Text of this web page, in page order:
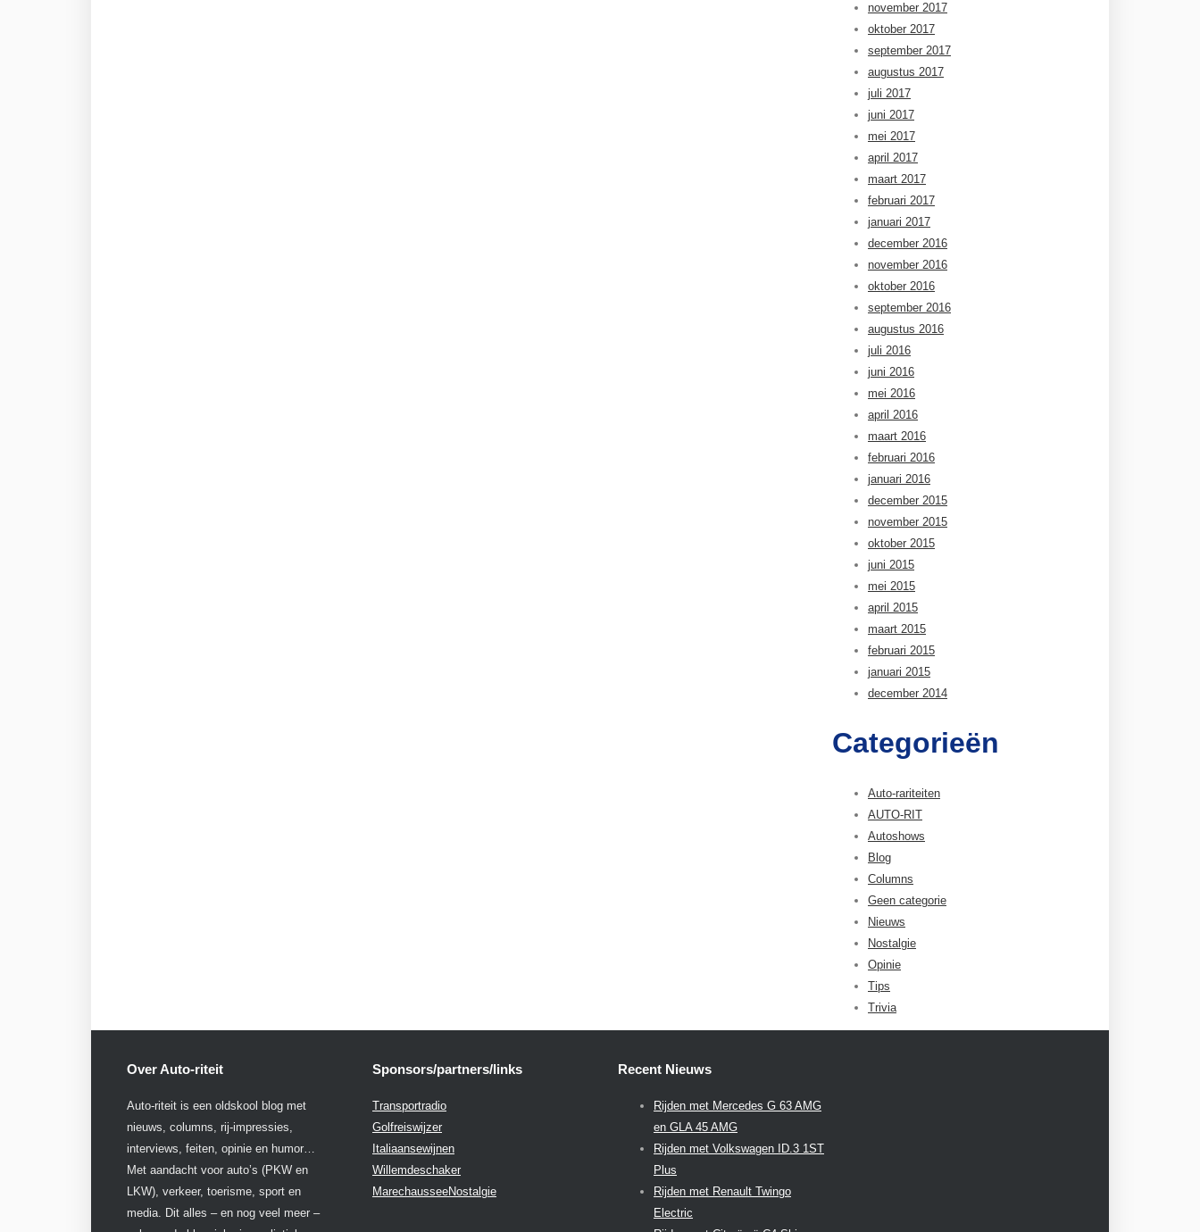
november 2017
oktober 2017
september 2017
augustus 2017
juli 2017
juni 2017
mei 2017
april 2017
maart 2017
februari 2017
januari 2017
december 2016
november 2016
oktober 2016
september 2016
augustus 2016
juli 2016
juni 2016
mei 2016
april 2016
maart 2016
februari 2016
januari 2016
december 2015
november 2015
oktober 2015
juni 2015
mei 2015
april 2015
maart 2015
februari 2015
januari 2015
december 2014
Categorieën
Auto-rariteiten
AUTO-RIT
Autoshows
Blog
Columns
Geen categorie
Nieuws
Nostalgie
Opinie
Tips
Trivia
Over Auto-riteit
Auto-riteit is een oldskool blog met
nieuws, columns, rij-impressies,
interviews, feiten, opinie en humor…
Met aandacht voor auto’s (PKW en
LKW), verkeer, toerisme, sport en
media. Dit alles – en nog veel meer –
Sponsors/partners/links
Transportradio
Golfreiswijzer
Italiaansewijnen
Willemdeschaker
MarechausseeNostalgie
Recent Nieuws
Rijden met Mercedes G 63 AMG
en GLA 45 AMG
Rijden met Volkswagen ID.3 1ST
Plus
Rijden met Renault Twingo
Electric